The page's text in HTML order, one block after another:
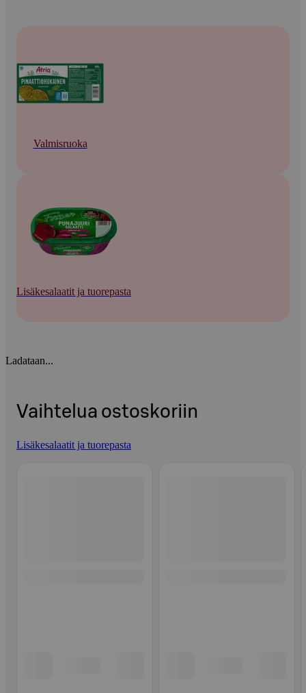
Valmisruoka
Lisäkesalaatit ja tuorepasta
Ladataan...
Vaihtelua ostoskoriin
Lisäkesalaatit ja tuorepasta